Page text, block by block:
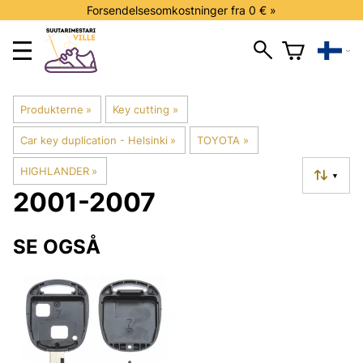
Forsendelsesomkostninger fra 0 € »
Produkterne ‪» Key cutting ‪»
Car key duplication - Helsinki ‪» TOYOTA ‪»
HIGHLANDER ‪» ▼
2001-2007
SE OGSÅ